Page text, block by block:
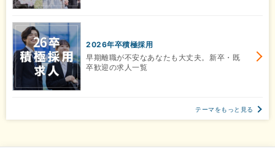
2026年卒積極採用
早期離職が不安なあなたも大丈夫。新卒・既
卒歓迎の求人一覧
テーマをもっと見る